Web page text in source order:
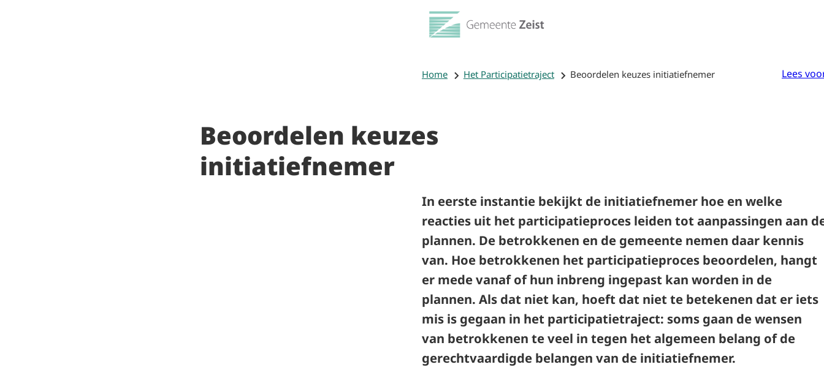
Home Het Participatietraject Beoordelen keuzes initiatiefnemer Lees
Beoordelen keuzes
initiatiefnemer
In eerste instantie bekijkt de initiatiefnemer hoe en welke
reacties uit het participatieproces leiden tot aanpassingen aan
plannen. De betrokkenen en de gemeente nemen daar kennis
van. Hoe betrokkenen het participatieproces beoordelen, hangt
er mede vanaf of hun inbreng ingepast kan worden in de
plannen. Als dat niet kan, hoeft dat niet te betekenen dat er iets
mis is gegaan in het participatietraject: soms gaan de wensen
van betrokkenen te veel in tegen het algemeen belang of de
gerechtvaardigde belangen van de initiatiefnemer.